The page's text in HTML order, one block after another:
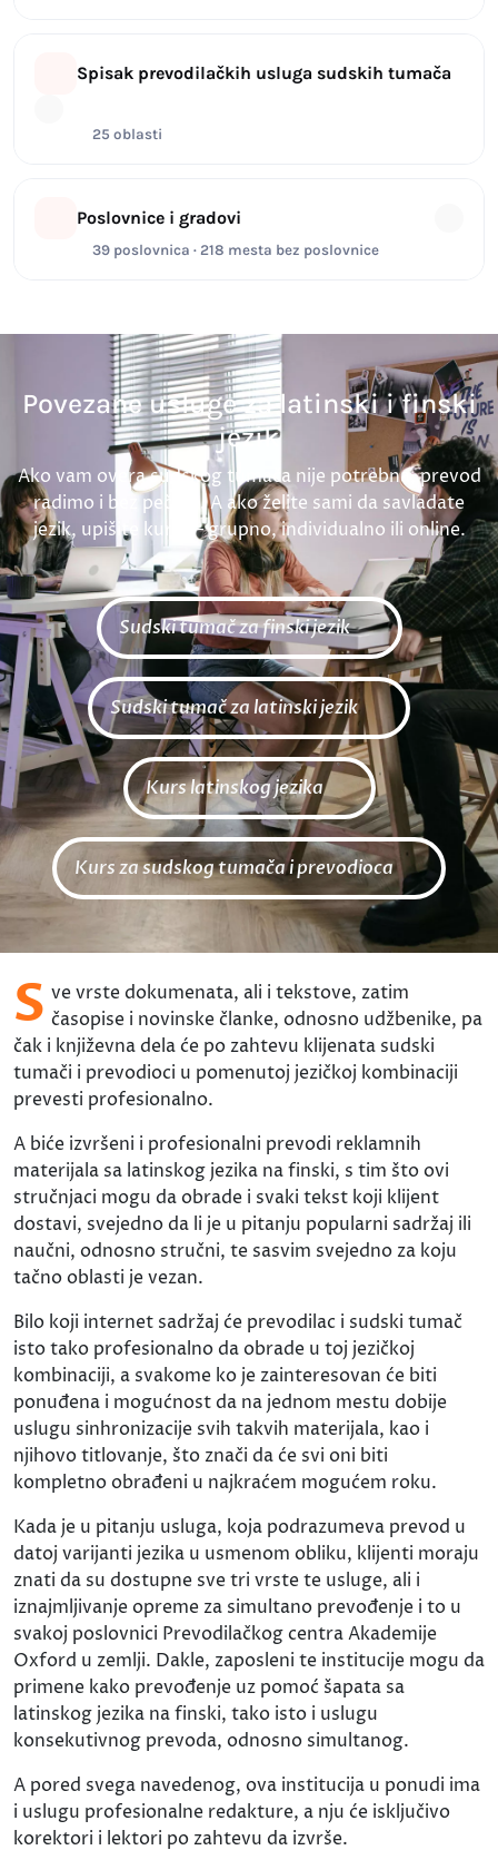
Spisak prevodilačkih usluga sudskih tumača
25 oblasti
Poslovnice i gradovi
39 poslovnica · 218 mesta bez poslovnice
Povezane usluge za latinski i finski
jezik
Ako vam overa sudskog tumača nije potrebna, prevod
radimo i bez pečata. A ako želite sami da savladate
jezik, upišite kurs — grupno, individualno ili online.
Sudski tumač za finski jezik
Sudski tumač za latinski jezik
Kurs latinskog jezika
Kurs za sudskog tumača i prevodioca
S ve vrste dokumenata, ali i tekstove, zatim
časopise i novinske članke, odnosno udžbenike, pa
čak i književna dela će po zahtevu klijenata sudski
tumači i prevodioci u pomenutoj jezičkoj kombinaciji
prevesti profesionalno.
A biće izvršeni i profesionalni prevodi reklamnih
materijala sa latinskog jezika na finski, s tim što ovi
stručnjaci mogu da obrade i svaki tekst koji klijent
dostavi, svejedno da li je u pitanju popularni sadržaj ili
naučni, odnosno stručni, te sasvim svejedno za koju
tačno oblasti je vezan.
Bilo koji internet sadržaj će prevodilac i sudski tumač
isto tako profesionalno da obrade u toj jezičkoj
kombinaciji, a svakome ko je zainteresovan će biti
ponuđena i mogućnost da na jednom mestu dobije
uslugu sinhronizacije svih takvih materijala, kao i
njihovo titlovanje, što znači da će svi oni biti
kompletno obrađeni u najkraćem mogućem roku.
Kada je u pitanju usluga, koja podrazumeva prevod u
datoj varijanti jezika u usmenom obliku, klijenti moraju
znati da su dostupne sve tri vrste te usluge, ali i
iznajmljivanje opreme za simultano prevođenje i to u
svakoj poslovnici Prevodilačkog centra Akademije
Oxford u zemlji. Dakle, zaposleni te institucije mogu da
primene kako prevođenje uz pomoć šapata sa
latinskog jezika na finski, tako isto i uslugu
konsekutivnog prevoda, odnosno simultanog.
A pored svega navedenog, ova institucija u ponudi ima
i uslugu profesionalne redakture, a nju će isključivo
korektori i lektori po zahtevu da izvrše.